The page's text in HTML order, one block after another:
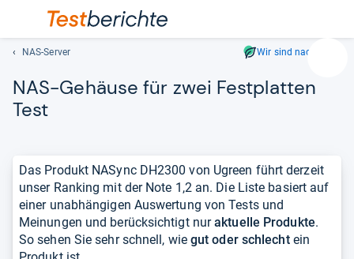
Geben
ein.
und
NAS-Server Wir sind nachhaltig
NAS-​Gehäuse für zwei Fest­plat­ten
Test
Das Produkt NASync DH2300 von Ugreen führt derzeit
unser Ranking mit der Note 1,2 an. Die Liste basiert auf
einer unabhängigen Auswertung von Tests und
Meinungen und berücksichtigt nuraktuelle Produkte.
So sehen Sie sehr schnell, wie gut oder schlechtein